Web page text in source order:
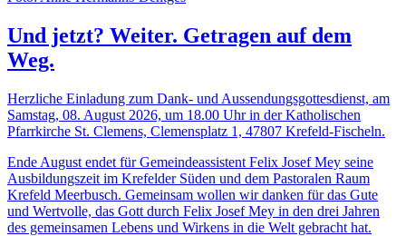
Und jetzt? Weiter. Getragen auf dem
Weg.
Herzliche Einladung zum Dank- und Aussendungsgottesdienst, am
Samstag, 08. August 2026, um 18.00 Uhr in der Katholischen
Pfarrkirche St. Clemens, Clemensplatz 1, 47807 Krefeld-Fischeln.
Ende August endet für Gemeindeassistent Felix Josef Mey seine
Ausbildungszeit im Krefelder Süden und dem Pastoralen Raum
Krefeld Meerbusch. Gemeinsam wollen wir danken für das Gute
und Wertvolle, das Gott durch Felix Josef Mey in den drei Jahren
des gemeinsamen Lebens und Wirkens in die Welt gebracht hat.